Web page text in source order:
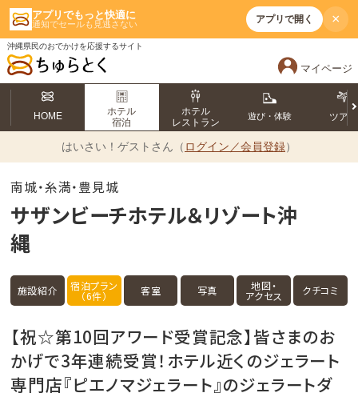
アプリでもっと快適に
通知でセールも見逃さない アプリで開く ×
沖縄県民のおでかけを応援するサイト
マイページ
HOME
ホテル
宿泊
ホテル
レストラン
遊び・体験 ツアー
はいさい！ ゲストさん（ ログイン／会員登録）
南城・糸満・豊見城
サザンビーチホテル＆リゾート沖
縄
施設紹介 宿泊プラン
（6件） 客室 写真 地図・
アクセス クチコミ
【祝☆第10回アワード受賞記念】皆さまのお
かげで3年連続受賞！ホテル近くのジェラート
専門店『ピエノマジェラート』のジェラートダ